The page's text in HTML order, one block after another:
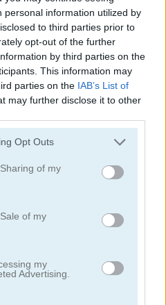
personal information utilized by
to third parties prior to
opt-out of the further
by third parties on the
This information may
parties on the IAB’s List of
may further disclose it to other
Opt Outs
of my
of my
my
Advertising.